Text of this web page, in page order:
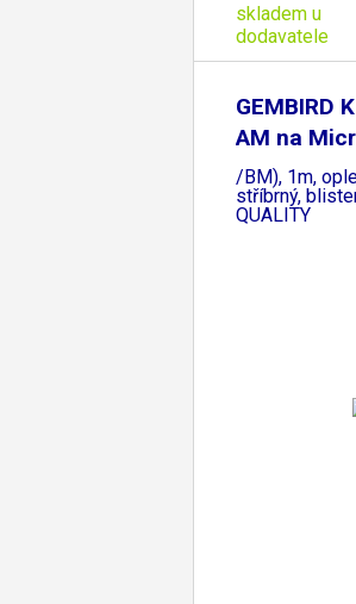
skladem u
dodavatele
GEMBIRD
AM na
/BM), 1m,
stříbrný,
QUALITY